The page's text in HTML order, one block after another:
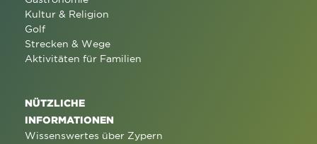
Kultur & Religion
Golf
Strecken & Wege
Aktivitäten für Familien
NÜTZLICHE
INFORMATIONEN
Wissenswertes über Zypern